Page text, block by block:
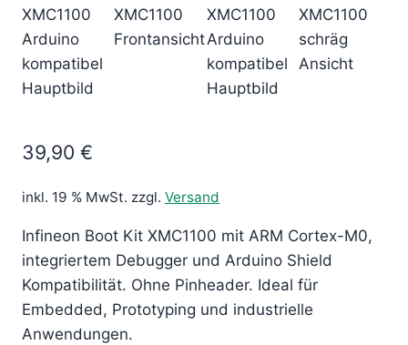
39,90 €
inkl. 19 % MwSt. zzgl. Versand
Infineon Boot Kit XMC1100 mit ARM Cortex-M0,
integriertem Debugger und Arduino Shield
Kompatibilität. Ohne Pinheader. Ideal für
Embedded, Prototyping und industrielle
Anwendungen.